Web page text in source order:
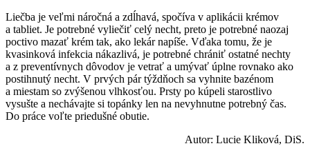
Liečba je veľmi náročná a zdĺhavá, spočíva v aplikácii krémov
a tabliet. Je potrebné vyliečiť celý necht, preto je potrebné naozaj
poctivo mazať krém tak, ako lekár napíše. Vďaka tomu, že je
kvasinková infekcia nákazlivá, je potrebné chrániť ostatné nechty
a z preventívnych dôvodov je vetrať a umývať úplne rovnako ako
postihnutý necht. V prvých pár týždňoch sa vyhnite bazénom
a miestam so zvýšenou vlhkosťou. Prsty po kúpeli starostlivo
vysušte a nechávajte si topánky len na nevyhnutne potrebný čas.
Do práce voľte priedušné obutie.
Autor: Lucie Kliková, DiS.